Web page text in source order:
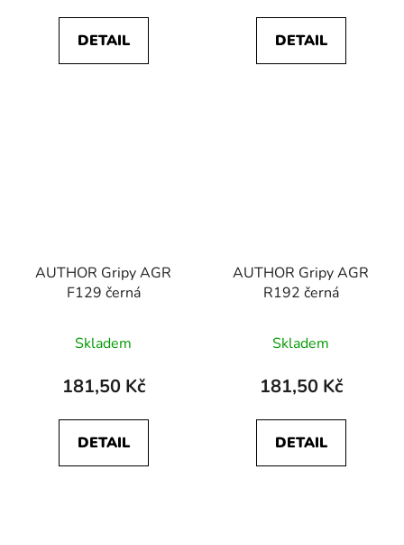
DETAIL DETAIL
AUTHOR Gripy AGR
F129 černá
Skladem
181,50 Kč
DETAIL
AUTHOR Gripy AGR
R192 černá
Skladem
181,50 Kč
DETAIL